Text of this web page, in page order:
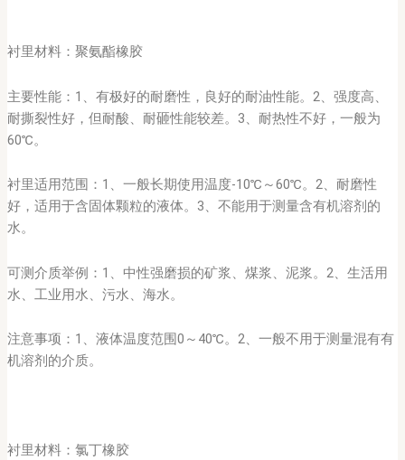
衬里材料：聚氨酯橡胶
主要性能：1、有极好的耐磨性，良好的耐油性能。2、强度高、
耐撕裂性好，但耐酸、耐砸性能较差。3、耐热性不好，一般为
60℃。
衬里适用范围：1、一般长期使用温度-10℃～60℃。2、耐磨性
好，适用于含固体颗粒的液体。3、不能用于测量含有机溶剂的
水。
可测介质举例：1、中性强磨损的矿浆、煤浆、泥浆。2、生活用
水、工业用水、污水、海水。
注意事项：1、液体温度范围0～40℃。2、一般不用于测量混有有
机溶剂的介质。
衬里材料：氯丁橡胶